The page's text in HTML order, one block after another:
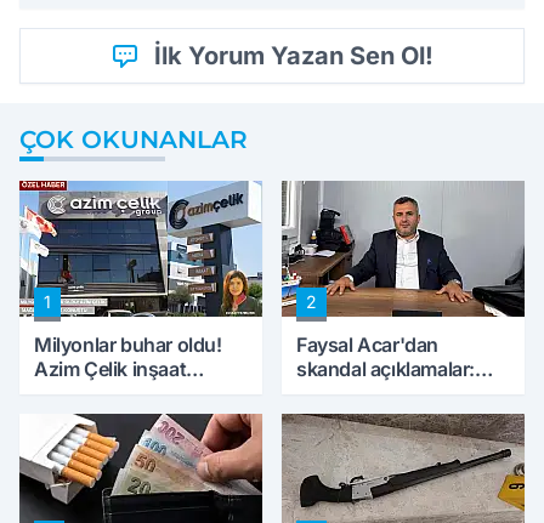
İlk Yorum Yazan Sen Ol!
ÇOK OKUNANLAR
1
Milyonlar buhar oldu!
Azim Çelik inşaat
konuştu
2
Faysal Acar'dan
skandal açıklamalar:
peynircilerimizi de
kıskaca aldı, müdahale
ettik'